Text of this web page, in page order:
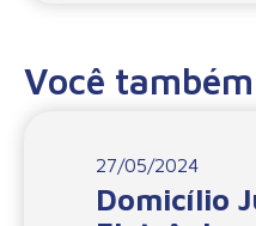
Você
27/05/2024
Domicílio